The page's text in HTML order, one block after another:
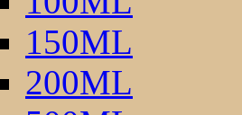
150ML
200ML